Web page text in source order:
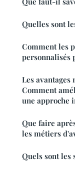
Quelles sont
Comment les
personnalisés
Les avantages
Comment
une approche
Que faire
les métiers
Quels sont les